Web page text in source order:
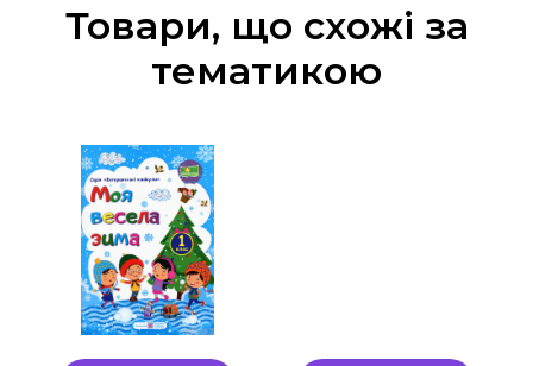
Товари, що схожі за
тематикою